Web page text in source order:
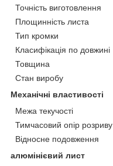
Точність виготовлення
Площинність листа
Тип кромки
Класифікація по довжині
Товщина
Стан виробу
Механічні властивості
Межа текучості
Тимчасовий опір розриву
Відносне подовження
алюмінієвий лист